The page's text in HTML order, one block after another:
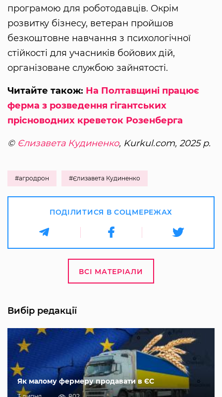
програмою для роботодавців. Окрім
розвитку бізнесу, ветеран пройшов
безкоштовне навчання з психологічної
стійкості для учасників бойових дій,
організоване службою зайнятості.
Читайте також: На Полтавщині працює
ферма з розведення гігантських
прісноводних креветок Розенберга
© Єлизавета Кудиненко, Kurkul.com, 2025 р.
#агродрон #Єлизавета Кудиненко
ПОДІЛИТИСЯ В СОЦМЕРЕЖАХ
ВСІ МАТЕРІАЛИ
Вибір редакції
Як малому фермеру продавати в ЄС